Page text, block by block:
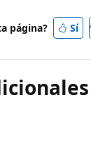
página? Sí